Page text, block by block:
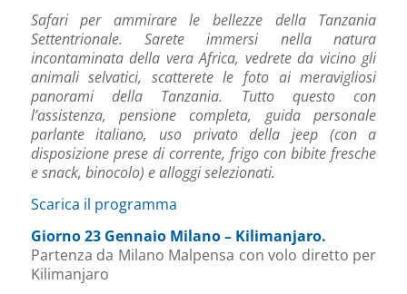
Safari per ammirare le bellezze della Tanzania
Settentrionale.Sarete immersi nella natura
incontaminata della vera Africa, vedrete da vicino gli
animali selvatici, scatterete le foto ai meravigliosi
panorami della Tanzania. Tutto questo con
l’assistenza, pensione completa, guida personale
parlante italiano, uso privato della jeep (con a
disposizione prese di corrente, frigo con bibite fresche
e snack, binocolo) e alloggi selezionati.
Scarica il programma
Giorno 23 Gennaio Milano – Kilimanjaro.
Partenza da Milano Malpensa con volo diretto per
Kilimanjaro